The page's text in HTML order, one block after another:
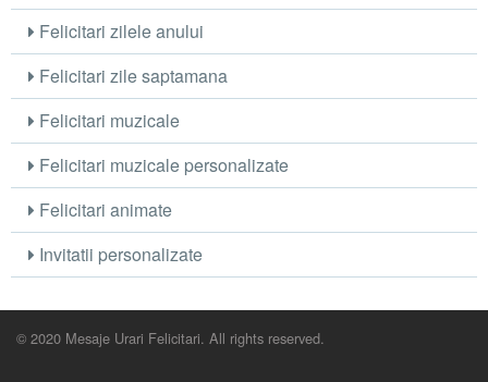
Felicitari zilele anului
Felicitari zile saptamana
Felicitari muzicale
Felicitari muzicale personalizate
Felicitari animate
Invitatii personalizate
© 2020 Mesaje Urari Felicitari. All rights reserved.